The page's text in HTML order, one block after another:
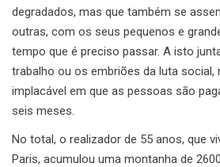
degradados, mas que também se
outras, com os seus pequenos e
tempo que é preciso passar. A isto
trabalho ou os embriões da luta social,
implacável em que as pessoas são
seis meses.
No total, o realizador de 55 anos, que
Paris, acumulou uma montanha de